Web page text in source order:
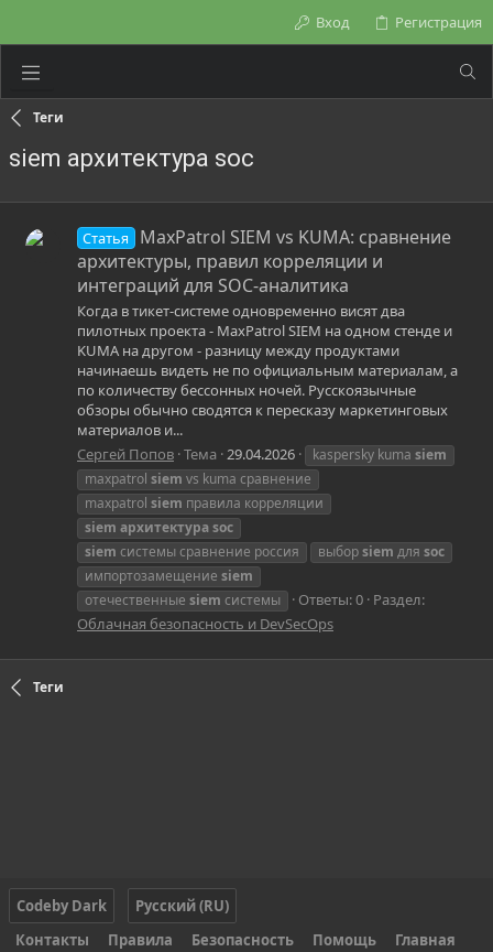
Вход Регистрация
Теги
siem архитектура soc
Статья
MaxPatrol SIEM vs KUMA: сравнение
архитектуры, правил корреляции и
интеграций для SOC-аналитика
Когда в тикет-системе одновременно висят два
пилотных проекта - MaxPatrol SIEM на одном стенде и
KUMA на другом - разницу между продуктами
начинаешь видеть не по официальным материалам, а
по количеству бессонных ночей. Русскоязычные
обзоры обычно сводятся к пересказу маркетинговых
материалов и...
Сергей Попов Тема 29.04.2026 kaspersky kuma siem
maxpatrol siem vs kuma сравнение
maxpatrol siem правила корреляции
siem архитектураsoc
siem системы сравнение россия выборsiem для soc
импортозамещение siem
отечественные siem системы Ответы: 0 Раздел:
Облачная безопасность и DevSecOps
Теги
Codeby Dark
Русский (RU)
Контакты
Правила Безопасность Помощь Главная